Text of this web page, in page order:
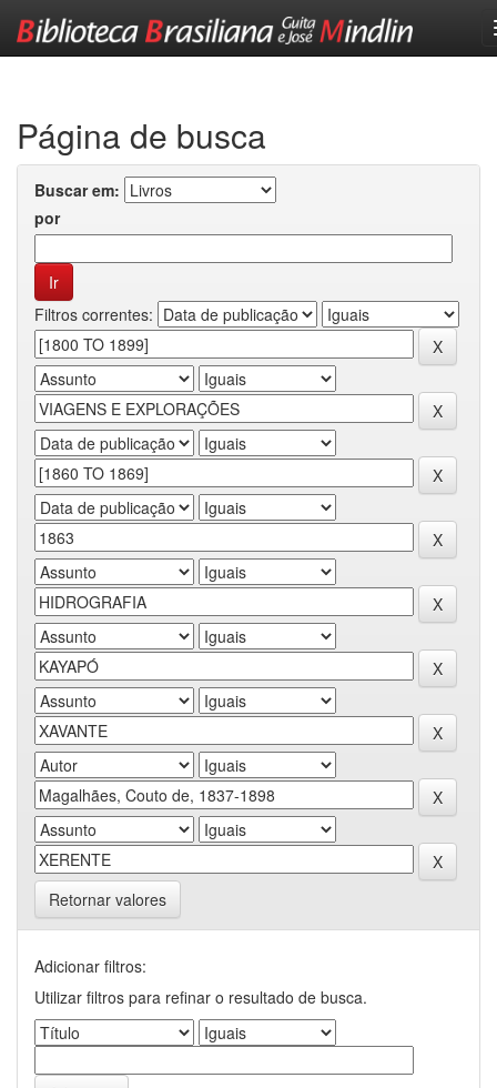
Página de busca
Buscar em:
por
Filtros correntes:
Retornar valores
Adicionar filtros:
Utilizar filtros para refinar o resultado de busca.